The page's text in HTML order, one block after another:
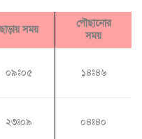
ছাড়ায় সময়
পৌছানোর
সময়
০৯ঃ০৫ ১৪ঃ৪৬
২৩ঃ০৯ ০৪ঃ৪০